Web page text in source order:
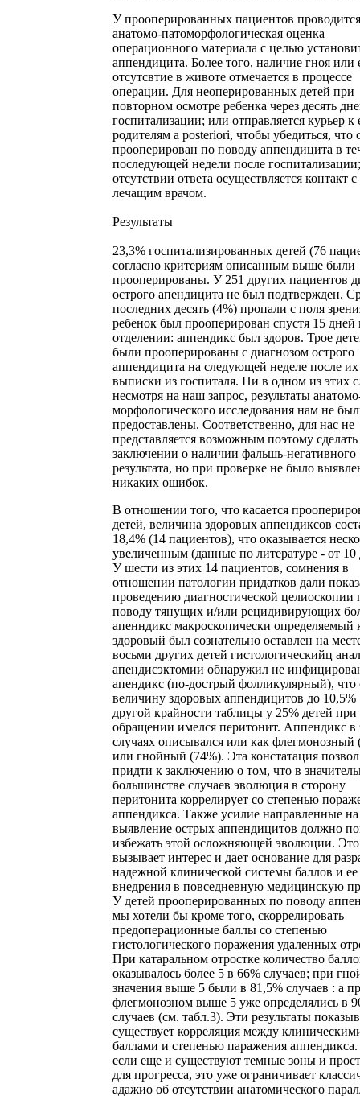
У прооперированных пациентов проводится
анатомо-патоморфологическая оценка
операционного материала с целью
аппендицита. Более того, наличие гноя или
отсутсвтие в животе отмечается в процессе
операции. Для неоперированных детей при
повторном осмотре ребенка через десять
госпитализации; или отправляется курьер к
родителям a posteriori, чтобы убедиться, что
прооперирован по поводу аппендицита в
последующей недели после
отсутствии ответа осуществляется контакт с
лечащим врачом.
Результаты
23,3% госпитализированных детей (76
согласно критериям описанным выше были
прооперированы. У 251 других пациентов
острого апендицита не был подтвержден.
последних десять (4%) пропали с поля
ребенок был прооперирован спустя 15
отделении: аппендикс был здоров. Трое
были прооперированы с диагнозом острого
аппендицита на следующей неделе после их
выписки из госпиталя. Ни в одном из этих
несмотря на наш запрос, результаты
морфологического исследования нам не
предоставлены. Соответственно, для нас не
представляется возможным поэтому сделать
заключении о наличии фальшь-негативного
результата, но при проверке не было
никаких ошибок.
В отношении того, что касается
детей, величина здоровых аппендиксов
18,4% (14 пациентов), что оказывается
увеличенным (данные по литературе - от 10
У шести из этих 14 пациентов, сомнения в
отношении патологии придатков дали
проведению диагностической целиоскопии
поводу тянущих и/или рецидивирующих
апенндикс макроскопически определяемый
здоровый был сознательно оставлен на
восьми других детей гистологическийц
апендисэктомии обнаружил не
апендикс (по-дострый фолликулярный), что
величину здоровых аппендицитов до
другой крайности таблицы у 25% детей при
обращении имелся перитонит. Аппендикс в
случаях описывался или как флегмонозный
или гнойный (74%). Эта констатация
придти к заключению о том, что в
большинстве случаев эволюция в сторону
перитонита коррелирует со степенью
аппендикса. Также усилие направленные на
выявление острых аппендицитов должно
избежать этой осложняющей эволюции. Это
вызывает интерес и дает основание для
надежной клинической системы баллов и ее
внедрения в повседневную медицинскую
У детей прооперированных по поводу
мы хотели бы кроме того, скоррелировать
предоперационные баллы со степенью
гистологического поражения удаленных
При катаральном отростке количество
оказывалось более 5 в 66% случаев; при
значения выше 5 были в 81,5% случаев : а
флегмонозном выше 5 уже определялись в
случаев (см. табл.3). Эти результаты
существует корреляция между
баллами и степенью паражения
если еще и существуют темные зоны и
для прогресса, это уже ограничивает
адажио об отсутствии анатомического